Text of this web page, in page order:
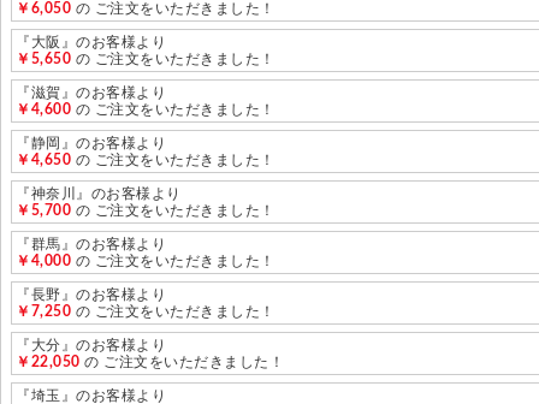
￥6,050 の ご注文をいただきました！
『大阪』のお客様より
￥5,650 の ご注文をいただきました！
『滋賀』のお客様より
￥4,600 の ご注文をいただきました！
『静岡』のお客様より
￥4,650 の ご注文をいただきました！
『神奈川』のお客様より
￥5,700 の ご注文をいただきました！
『群馬』のお客様より
￥4,000 の ご注文をいただきました！
『長野』のお客様より
￥7,250 の ご注文をいただきました！
『大分』のお客様より
￥22,050 の ご注文をいただきました！
『埼玉』のお客様より